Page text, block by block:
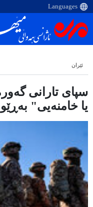
ئێران
سپای تارانی
یا خامنەیی"